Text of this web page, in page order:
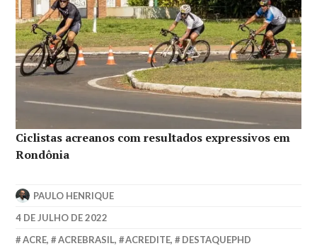
Ciclistas acreanos com resultados expressivos em
Rondônia
PAULO HENRIQUE
4 DE JULHO DE 2022
ACRE, ACREBRASIL, ACREDITE, DESTAQUEPHD